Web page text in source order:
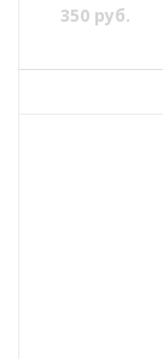
350 руб.